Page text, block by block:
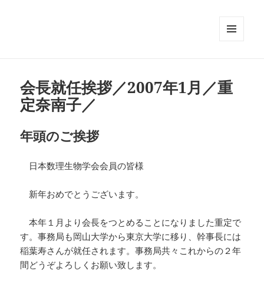
ット
会長就任挨拶／2007年1月／重
定奈南子／
年頭のご挨拶
日本数理生物学会会員の皆様
新年おめでとうございます。
本年１月より会長をつとめることになりました重定で
す。事務局も岡山大学から東京大学に移り、幹事長には
稲葉寿さんが就任されます。事務局共々これからの２年
間どうぞよろしくお願い致します。